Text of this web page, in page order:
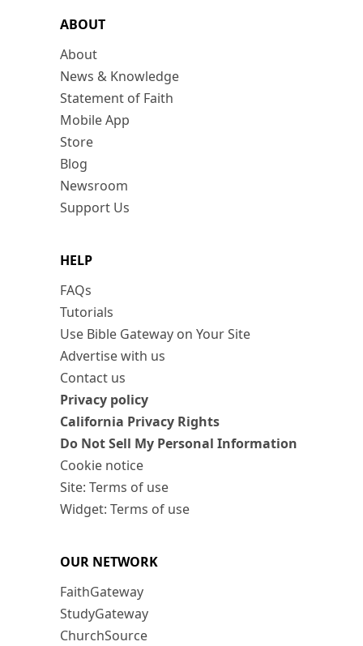
ABOUT
About
News & Knowledge
Statement of Faith
Mobile App
Store
Blog
Newsroom
Support Us
HELP
FAQs
Tutorials
Use Bible Gateway on Your Site
Advertise with us
Contact us
Privacy policy
California Privacy Rights
Do Not Sell My Personal Information
Cookie notice
Site: Terms of use
Widget: Terms of use
OUR NETWORK
FaithGateway
StudyGateway
ChurchSource